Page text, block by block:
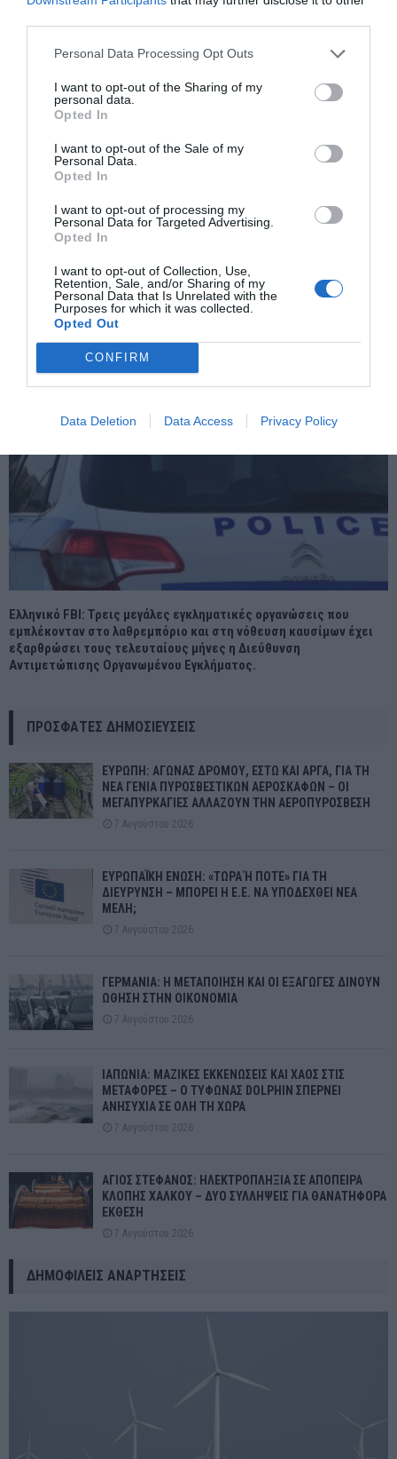
Personal Data Processing Opt Outs
I want to opt-out of the Sharing of my
personal data.
Opted In
I want to opt-out of the Sale of my
Personal Data.
Opted In
I want to opt-out of processing my
Personal Data for Targeted Advertising.
Opted In
I want to opt-out of Collection, Use,
Retention, Sale, and/or Sharing of my
Personal Data that Is Unrelated with the
Purposes for which it was collected.
Opted Out
CONFIRM
Data Deletion Data Access Privacy Policy
Νότια Αφρική: Δολοφονήθηκε ο πρώτος ανοιχτά ομοφυλόφιλος
ιμάμης στον κόσμο
Ελληνικό FBI: Τρεις μεγάλες εγκληματικές οργανώσεις που
εμπλέκονταν στο λαθρεμπόριο και στη νόθευση καυσίμων έχει
εξαρθρώσει τους τελευταίους μήνες η Διεύθυνση
Αντιμετώπισης Οργανωμένου Εγκλήματος.
ΠΡΌΣΦΑΤΕΣ ΔΗΜΟΣΙΕΎΣΕΙΣ
ΕΥΡΩΠΗ: ΑΓΩΝΑΣ ΔΡΟΜΟΥ, ΕΣΤΩ ΚΑΙ ΑΡΓΑ, ΓΙΑ ΤΗ
ΝΕΑ ΓΕΝΙΑ ΠΥΡΟΣΒΕΣΤΙΚΩΝ ΑΕΡΟΣΚΑΦΩΝ – ΟΙ
ΜΕΓΑΠΥΡΚΑΓΙΕΣ ΑΛΛΑΖΟΥΝ ΤΗΝ ΑΕΡΟΠΥΡΟΣΒΕΣΗ
7 Αυγούστου 2026
ΕΥΡΩΠΑΪΚΗ ΕΝΩΣΗ: «ΤΩΡΑ Ή ΠΟΤΕ» ΓΙΑ ΤΗ
ΔΙΕΥΡΥΝΣΗ – ΜΠΟΡΕΙ Η Ε.Ε. ΝΑ ΥΠΟΔΕΧΘΕΙ ΝΕΑ
ΜΕΛΗ;
7 Αυγούστου 2026
ΓΕΡΜΑΝΙΑ: Η ΜΕΤΑΠΟΙΗΣΗ ΚΑΙ ΟΙ ΕΞΑΓΩΓΕΣ ΔΙΝΟΥΝ
ΩΘΗΣΗ ΣΤΗΝ ΟΙΚΟΝΟΜΙΑ
7 Αυγούστου 2026
ΙΑΠΩΝΙΑ: ΜΑΖΙΚΕΣ ΕΚΚΕΝΩΣΕΙΣ ΚΑΙ ΧΑΟΣ ΣΤΙΣ
ΜΕΤΑΦΟΡΕΣ – Ο ΤΥΦΩΝΑΣ DOLPHIN ΣΠΕΡΝΕΙ
ΑΝΗΣΥΧΙΑ ΣΕ ΟΛΗ ΤΗ ΧΩΡΑ
7 Αυγούστου 2026
ΑΓΙΟΣ ΣΤΕΦΑΝΟΣ: ΗΛΕΚΤΡΟΠΛΗΞΙΑ ΣΕ ΑΠΟΠΕΙΡΑ
ΚΛΟΠΗΣ ΧΑΛΚΟΥ – ΔΥΟ ΣΥΛΛΗΨΕΙΣ ΓΙΑ ΘΑΝΑΤΗΦΟΡΑ
ΕΚΘΕΣΗ
7 Αυγούστου 2026
ΔΗΜΟΦΙΛΕΊΣ ΑΝΑΡΤΉΣΕΙΣ